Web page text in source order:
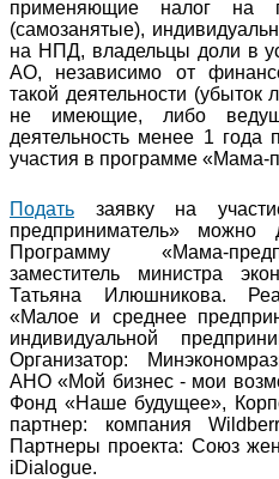
применяющие налог на
(самозанятые),
на НПД, владельцы доли в
АО, независимо от
такой деятельности
не имеющие, либо
деятельность менее 1
участия в программе «Мама-
Подать заявку на
предприниматель»
Программу «Мама-
заместитель министра
Татьяна Илюшникова.
«Малое и среднее
индивидуальной
Организатор:
АНО «Мой бизнес - мои
Фонд «Наше будущее»,
партнер: компания
Партнеры проекта: Союз
iDialogue.